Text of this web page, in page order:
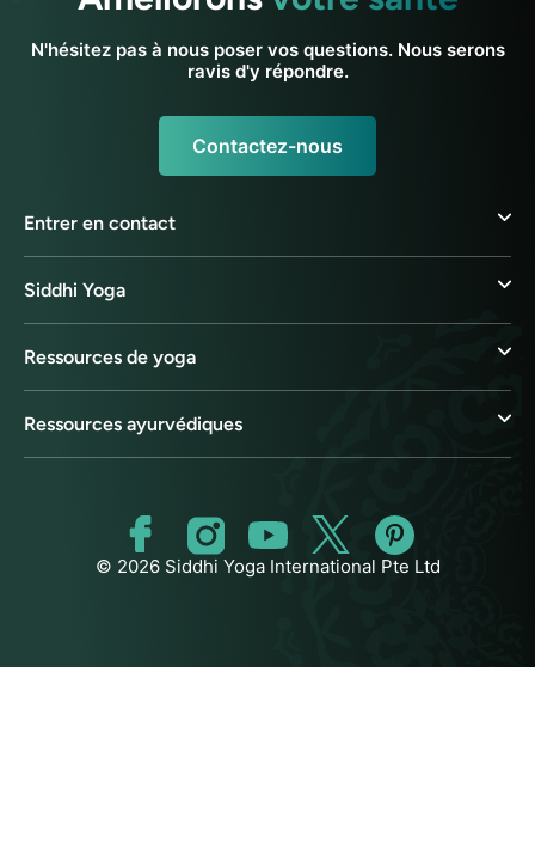
N'hésitez pas à nous poser vos questions. Nous serons
ravis d'y répondre.
Contactez-nous
Entrer en contact
Siddhi Yoga
Ressources de yoga
Ressources ayurvédiques
© 2026 Siddhi Yoga International Pte Ltd